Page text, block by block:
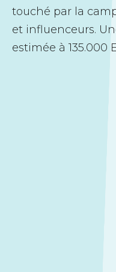
touché par la
et influenceurs.
estimée à 135.000